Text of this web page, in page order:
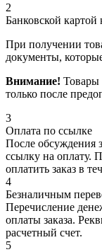
2
Банковской картой
При получении
документы,
Внимание! Товары
только после
3
Оплата по ссылке
После обсуждения
ссылку на оплату.
оплатить заказ в
4
Безналичным
Перечисление
оплаты заказа.
расчетный счет.
5